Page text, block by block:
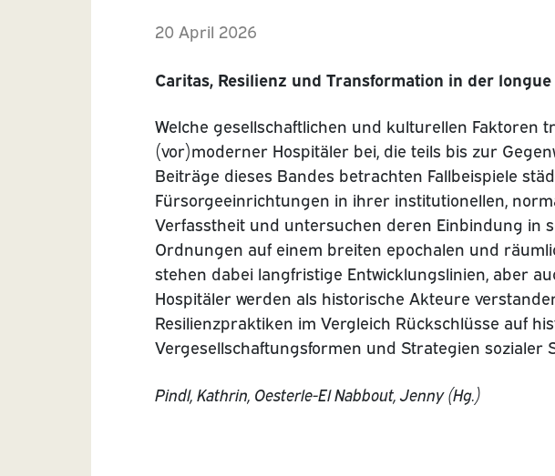
20 April 2026
Caritas, Resilienz und Transformation in der
Welche gesellschaftlichen und kulturellen Faktoren
(vor)moderner Hospitäler bei, die teils bis zur
Beiträge dieses Bandes betrachten Fallbeispiele
Fürsorgeeinrichtungen in ihrer institutionellen,
Verfasstheit und untersuchen deren Einbindung in
Ordnungen auf einem breiten epochalen und
stehen dabei langfristige Entwicklungslinien, aber
Hospitäler werden als historische Akteure
Resilienzpraktiken im Vergleich Rückschlüsse auf
Vergesellschaftungsformen und Strategien sozialer
Pindl, Kathrin, Oesterle-El Nabbout, Jenny (Hg.)